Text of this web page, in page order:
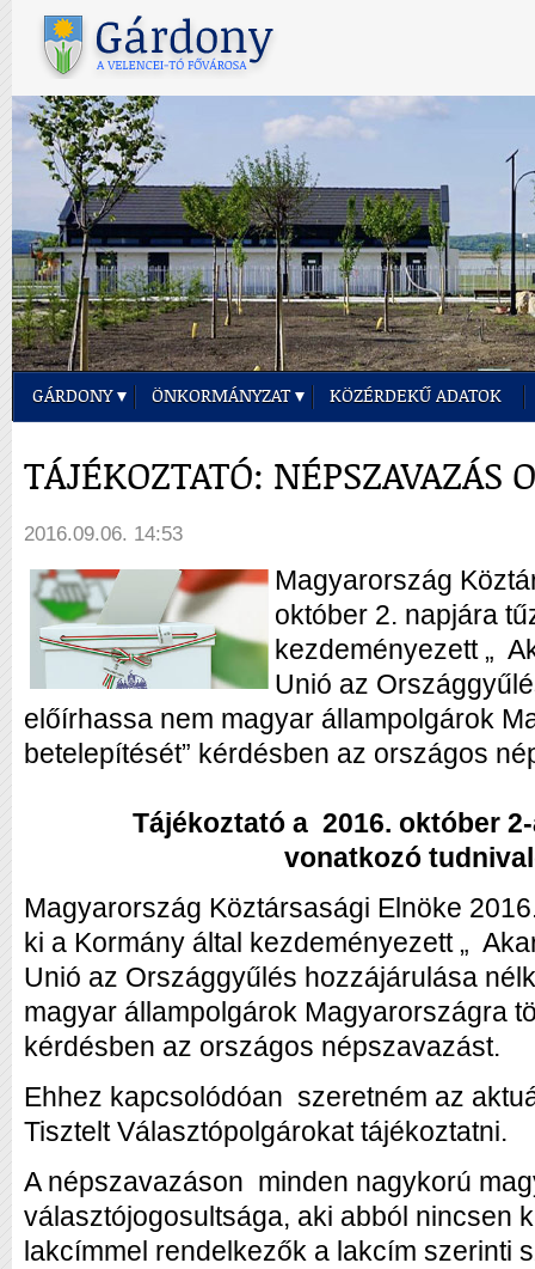
GÁRDONY ÖNKORMÁNYZAT KÖZÉRDEKŰ ADATOK
TÁJÉKOZTATÓ: NÉPSZAVAZÁS
2016.09.06. 14:53
Magyarország
október 2. napjára
kezdeményezett „
Unió az
előírhassa nem magyar állampolgárok
betelepítését” kérdésben az országos
Tájékoztató a 2016. október
vonatkozó
Magyarország Köztársasági Elnöke
ki a Kormány által kezdeményezett „
Unió az Országgyűlés hozzájárulása
magyar állampolgárok Magyarországra
kérdésben az országos népszavazást.
Ehhez kapcsolódóan szeretném az
Tisztelt Választópolgárokat tájékoztatni.
A népszavazáson minden nagykorú
választójogosultsága, aki abból nincsen
lakcímmel rendelkezők a lakcím szerinti